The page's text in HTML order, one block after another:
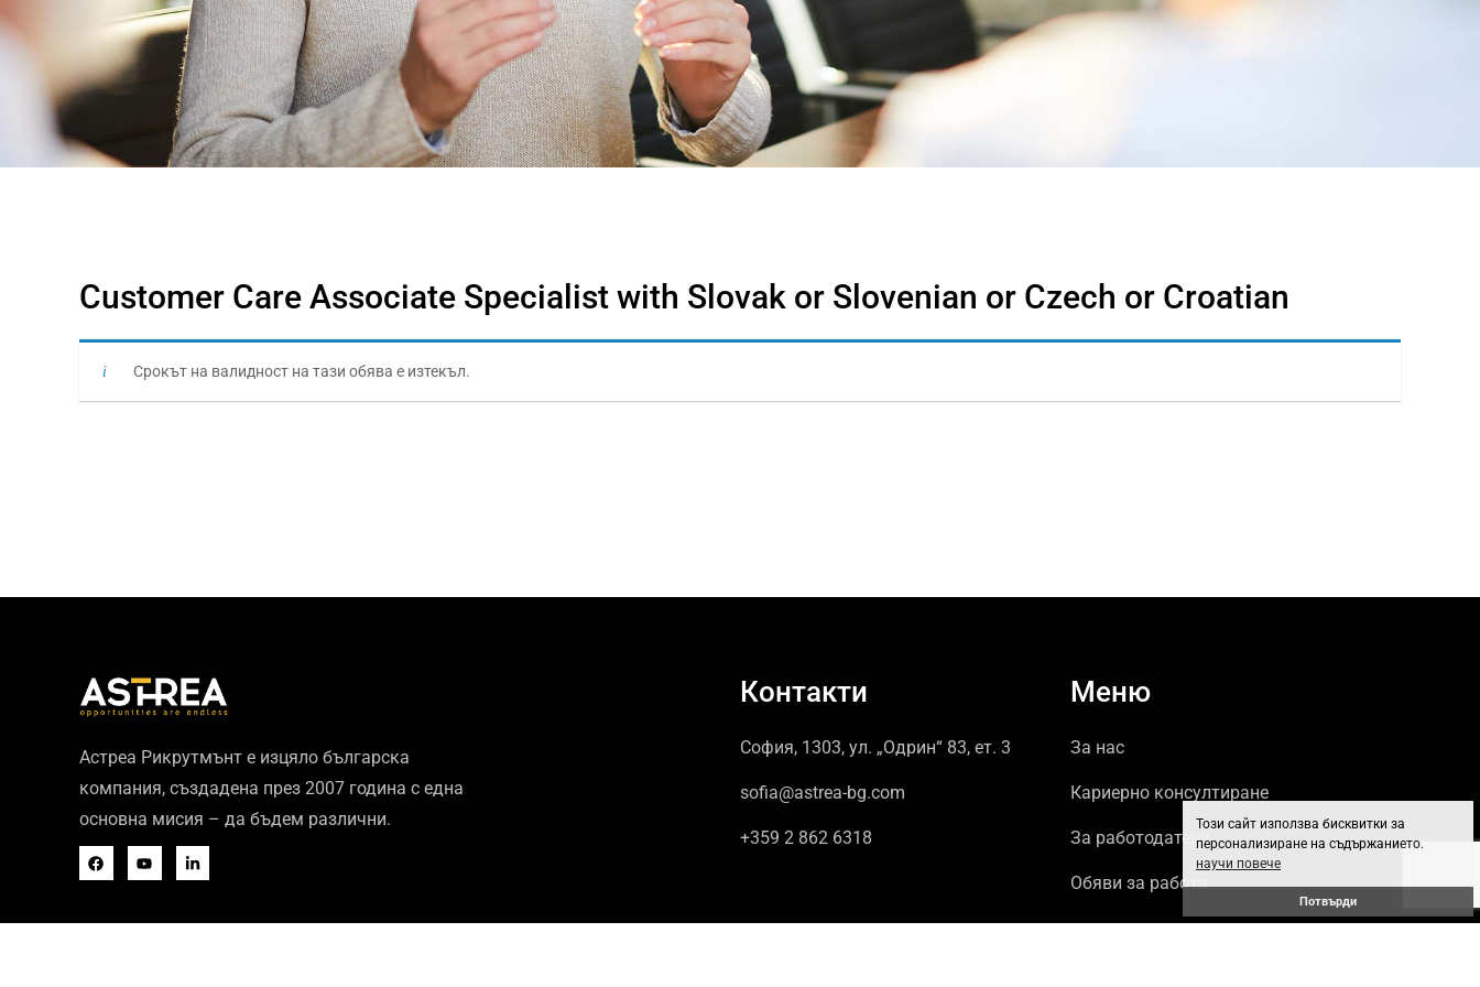
Този сайт използва бисквитки за
персонализиране на съдържанието.
научи повече
Потвърди
Customer Care Associate Specialist with Slovak or Slovenian or Czech or Croatian
Срокът на валидност на тази обява е изтекъл.
Астреа Рикрутмънт е изцяло българска
компания, създадена през 2007 година с една
основна мисия – да бъдем различни.
Контакти
София, 1303, ул. „Одрин“ 83, ет. 3
sofia@astrea-bg.com
+359 2 862 6318
Меню
За нас
Кариерно консултиране
За работодатели
Обяви за работа